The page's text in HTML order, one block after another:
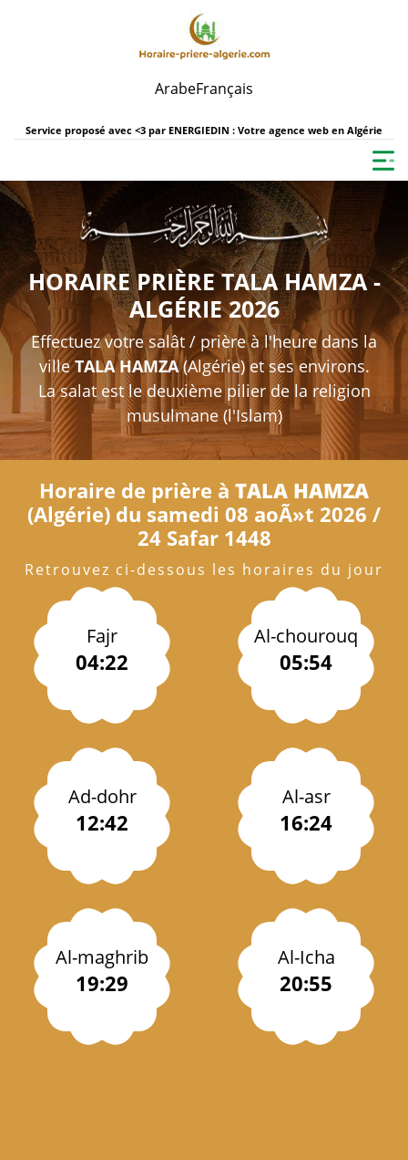
ArabeFrançais
Service proposé avec <3 par ENERGIEDIN : Votre agence web en Algérie
HORAIRE PRIÈRE TALA HAMZA -
ALGÉRIE 2026
Effectuez votre salât / prière à l'heure dans la
villeTALA HAMZA(Algérie) et ses environs.
La salat est le deuxième pilier de la religion
musulmane (l'Islam)
Horaire de prière à TALA HAMZA
(Algérie) du samedi 08 aoÃ»t 2026 /
24 Safar 1448
Retrouvez ci-dessous les horaires du jour
Fajr
04:22
Al-chourouq
05:54
Ad-dohr
12:42
Al-asr
16:24
Al-maghrib
19:29
Al-Icha
20:55